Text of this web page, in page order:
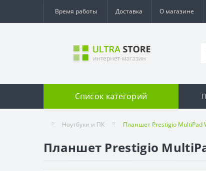
Время работы Доставка О магазине
Список категорий
Ноутбуки и ПК Планшет Prestigio MultiPad
Планшет Prestigio